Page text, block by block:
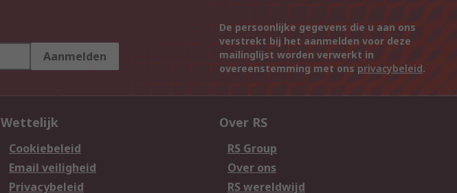
Aanmelden
De persoonlijke gegevens die u aan ons
verstrekt bij het aanmelden voor deze
mailinglijst worden verwerkt in
overeenstemming met ons privacybeleid.
Wettelijk
Cookiebeleid
Email veiligheid
Privacybeleid
Over RS
RS Group
Over ons
RS wereldwijd